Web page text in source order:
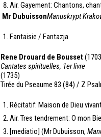
Air. Gayement: Chantons,
Mr DubuissonManuskrypt
Fantaisie / Fantazja
Rene Drouard de Bousset
Cantates spirituelles, 1er livre
(1735)
Tirée du Pseaume 83 (84) / Z
Récitatif: Maison de Dieu
Air. Tres tendrement: O mon
[mediatio] (Mr Dubuisson,